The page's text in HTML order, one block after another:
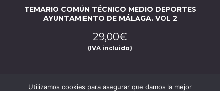
TEMARIO COMÚN TÉCNICO MEDIO DEPORTES
AYUNTAMIENTO DE MÁLAGA. VOL 2
29,00€
(IVA incluido)
Utilizamos cookies para asegurar que damos la mejor